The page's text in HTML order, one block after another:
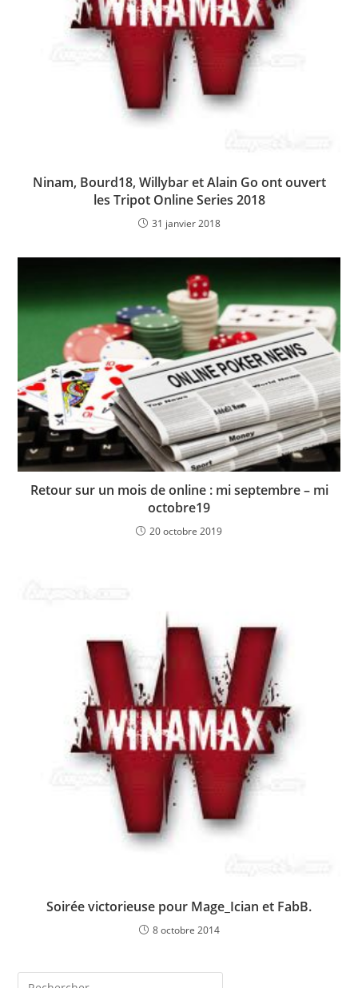
Ninam, Bourd18, Willybar et Alain Go ont ouvert
les Tripot Online Series 2018
31 janvier 2018
Retour sur un mois de online : mi septembre – mi
octobre19
20 octobre 2019
Soirée victorieuse pour Mage_Ician et FabB.
8 octobre 2014